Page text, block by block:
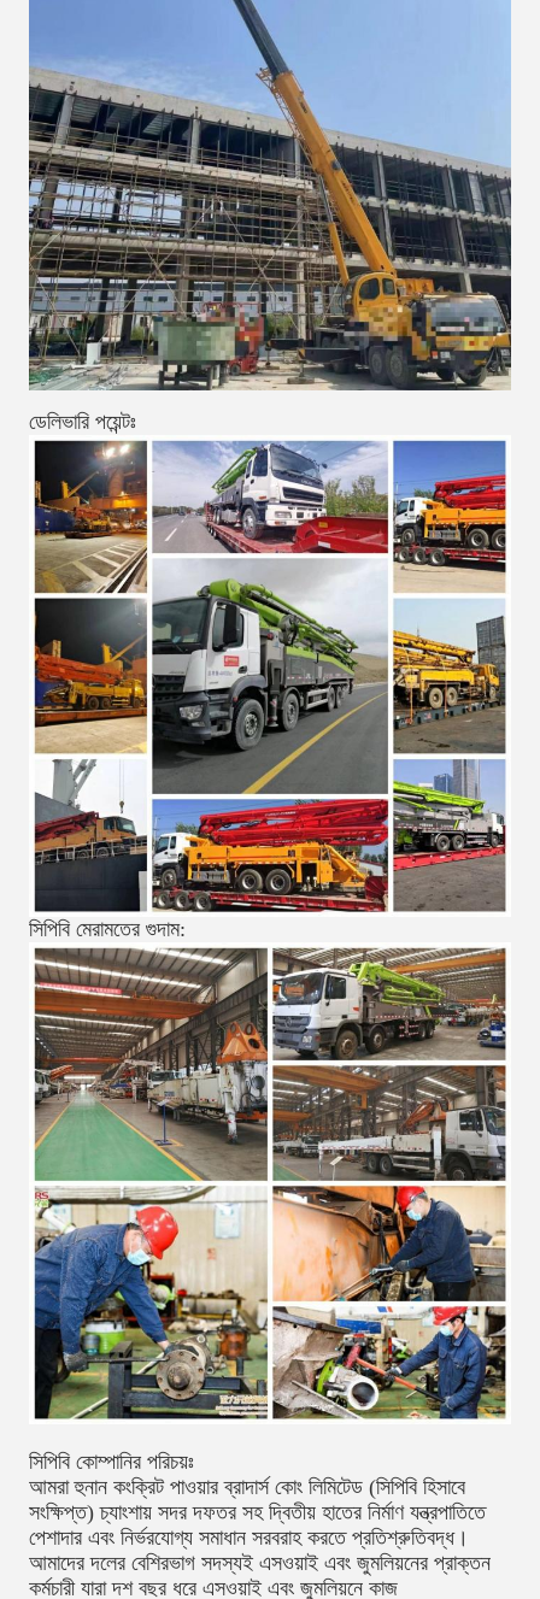
ডেলিভারি পয়েন্টঃ
সিপিবি মেরামতের গুদাম:
সিপিবি কোম্পানির পরিচয়ঃ
আমরা হুনান কংক্রিট পাওয়ার ব্রাদার্স কোং লিমিটেড (সিপিবি হিসাবে
সংক্ষিপ্ত) চ্যাংশায় সদর দফতর সহ দ্বিতীয় হাতের নির্মাণ যন্ত্রপাতিতে
পেশাদার এবং নির্ভরযোগ্য সমাধান সরবরাহ করতে প্রতিশ্রুতিবদ্ধ।
আমাদের দলের বেশিরভাগ সদস্যই এসওয়াই এবং জুমলিয়নের প্রাক্তন
কর্মচারী যারা দশ বছর ধরে এসওয়াই এবং জুমলিয়নে কাজ